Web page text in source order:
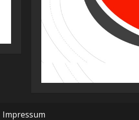
Impressum